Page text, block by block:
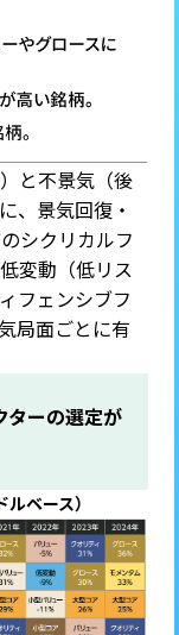
と不景気（後
、景気回復・
シクリカルフ
変動（低リス
フェンシブフ
局面ごとに有
ターの選定が
ベース）